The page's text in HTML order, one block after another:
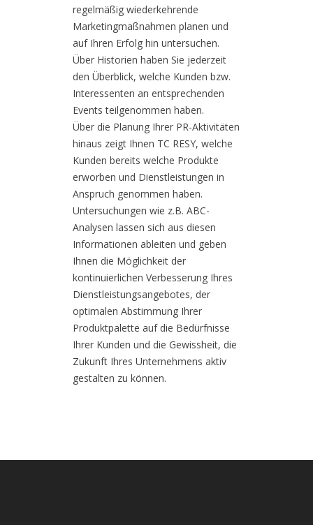
regelmäßig wiederkehrende
Marketingmaßnahmen planen und
auf Ihren Erfolg hin untersuchen.
Über Historien haben Sie jederzeit
den Überblick, welche Kunden bzw.
Interessenten an entsprechenden
Events teilgenommen haben.
Über die Planung Ihrer PR-Aktivitäten
hinaus zeigt Ihnen TC RESY, welche
Kunden bereits welche Produkte
erworben und Dienstleistungen in
Anspruch genommen haben.
Untersuchungen wie z.B. ABC-
Analysen lassen sich aus diesen
Informationen ableiten und geben
Ihnen die Möglichkeit der
kontinuierlichen Verbesserung Ihres
Dienstleistungsangebotes, der
optimalen Abstimmung Ihrer
Produktpalette auf die Bedürfnisse
Ihrer Kunden und die Gewissheit, die
Zukunft Ihres Unternehmens aktiv
gestalten zu können.